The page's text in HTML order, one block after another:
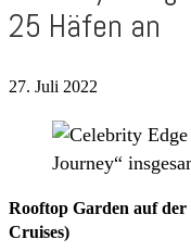
25 Häfen an
27. Juli 2022
Rooftop Garden auf
Cruises)